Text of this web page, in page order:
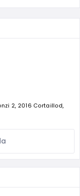
2, 2016 Cortaillod,